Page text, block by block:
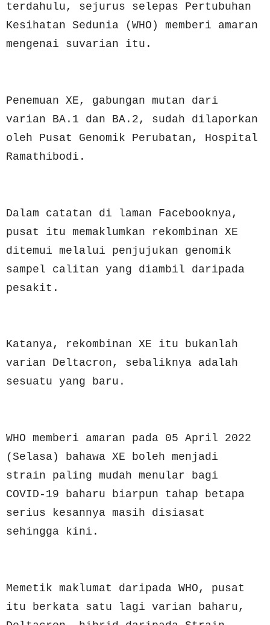
terdahulu, sejurus selepas Pertubuhan
Kesihatan Sedunia (WHO) memberi amaran
mengenai suvarian itu.
Penemuan XE, gabungan mutan dari
varian BA.1 dan BA.2, sudah dilaporkan
oleh Pusat Genomik Perubatan, Hospital
Ramathibodi.
Dalam catatan di laman Facebooknya,
pusat itu memaklumkan rekombinan XE
ditemui melalui penjujukan genomik
sampel calitan yang diambil daripada
pesakit.
Katanya, rekombinan XE itu bukanlah
varian Deltacron, sebaliknya adalah
sesuatu yang baru.
WHO memberi amaran pada 05 April 2022
(Selasa) bahawa XE boleh menjadi
strain paling mudah menular bagi
COVID-19 baharu biarpun tahap betapa
serius kesannya masih disiasat
sehingga kini.
Memetik maklumat daripada WHO, pusat
itu berkata satu lagi varian baharu,